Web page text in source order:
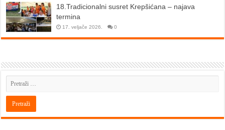
18.Tradicionalni susret Krepšićana – najava
termina
17. veljače 2026. 0